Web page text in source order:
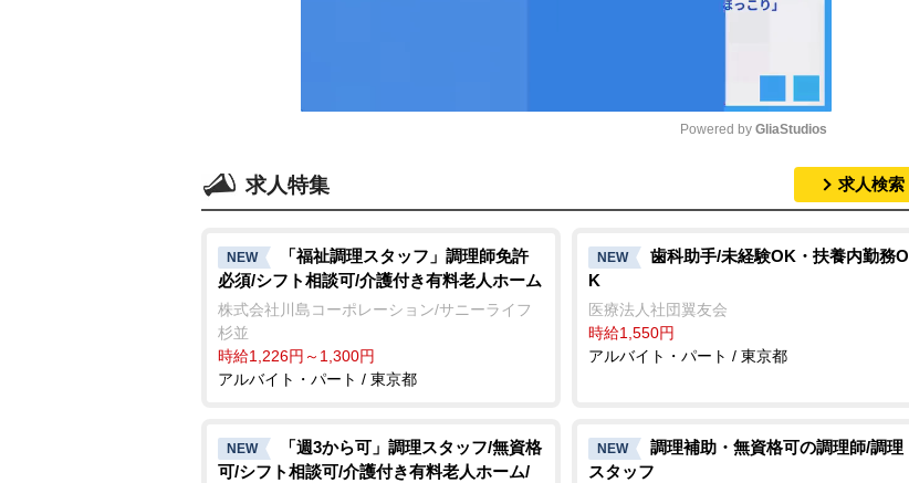
t
Powered by GliaStudios
求人特集 求人検索
NEW
「福祉調理スタッフ」調理師免許
必須/シフト相談可/介護付き有料老人ホーム
株式会社川島コーポレーション/サニーライフ
杉並
時給1,226円～1,300円
アルバイト・パート / 東京都
NEW
歯科助手/未経験OK・扶養内勤務O
K
医療法人社団翼友会
時給1,550円
アルバイト・パート / 東京都
NEW
「週3から可」調理スタッフ/無資格
可/シフト相談可/介護付き有料老人ホーム/
NEW
調理補助・無資格可の調理師/調理
スタッフ